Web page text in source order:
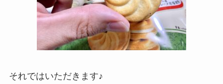
それではいただきます♪